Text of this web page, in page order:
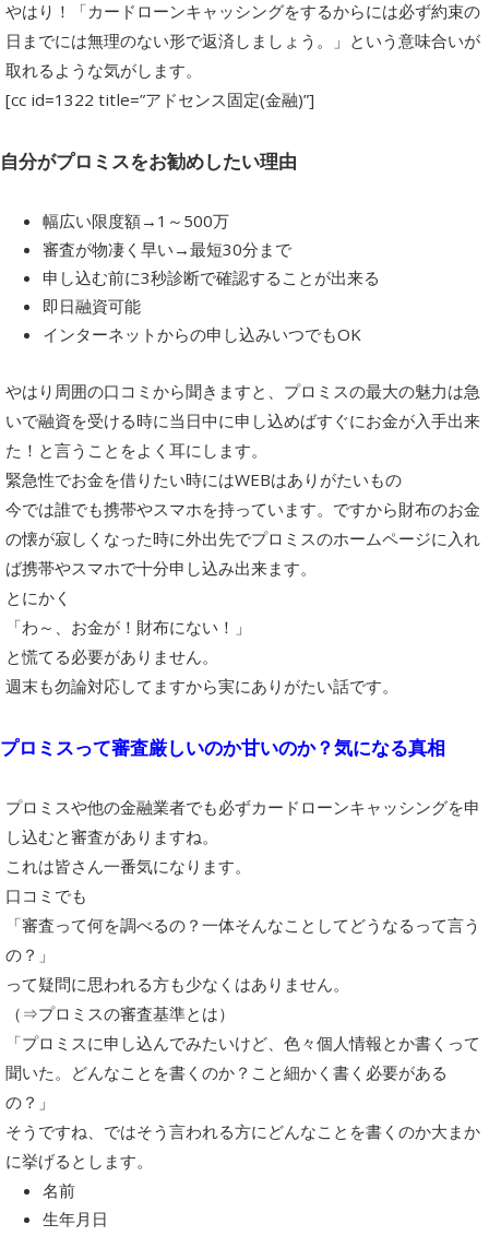
やはり！「カードローンキャッシングをするからには必ず約束の
日までには無理のない形で返済しましょう。」という意味合いが
取れるような気がします。
[cc id=1322 title=”アドセンス固定(金融)”]
自分がプロミスをお勧めしたい理由
幅広い限度額→1～500万
審査が物凄く早い→最短30分まで
申し込む前に3秒診断で確認することが出来る
即日融資可能
インターネットからの申し込みいつでもOK
やはり周囲の口コミから聞きますと、プロミスの最大の魅力は急
いで融資を受ける時に当日中に申し込めばすぐにお金が入手出来
た！と言うことをよく耳にします。
緊急性でお金を借りたい時にはWEBはありがたいもの
今では誰でも携帯やスマホを持っています。ですから財布のお金
の懐が寂しくなった時に外出先でプロミスのホームページに入れ
ば携帯やスマホで十分申し込み出来ます。
とにかく
「わ～、お金が！財布にない！」
と慌てる必要がありません。
週末も勿論対応してますから実にありがたい話です。
プロミスって審査厳しいのか甘いのか？気になる真相
プロミスや他の金融業者でも必ずカードローンキャッシングを申
し込むと審査がありますね。
これは皆さん一番気になります。
口コミでも
「審査って何を調べるの？一体そんなことしてどうなるって言う
の？」
って疑問に思われる方も少なくはありません。
（⇒プロミスの審査基準とは）
「プロミスに申し込んでみたいけど、色々個人情報とか書くって
聞いた。どんなことを書くのか？こと細かく書く必要がある
の？」
そうですね、ではそう言われる方にどんなことを書くのか大まか
に挙げるとします。
名前
生年月日